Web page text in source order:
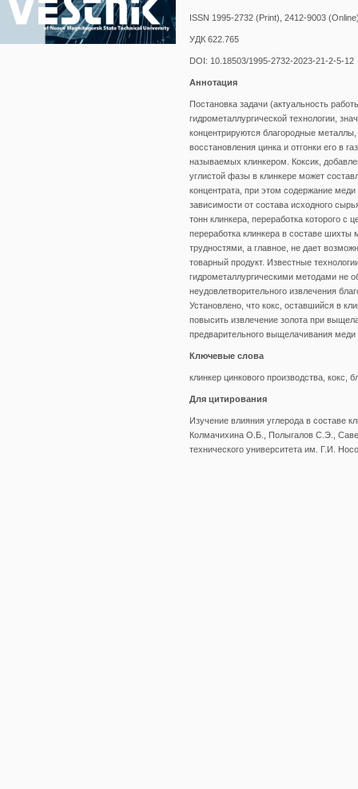
ISSN 1995-2732 (Print), 2412-9003
УДК 622.765
DOI: 10.18503/1995-2732-2023-21-2-5-12
Аннотация
Постановка задачи (актуальность
гидрометаллургической технологии,
концентрируются благородные
восстановления цинка и отгонки его в
называемых клинкером. Коксик,
углистой фазы в клинкере может
концентрата, при этом содержание меди
зависимости от состава исходного
тонн клинкера, переработка которого
переработка клинкера в составе
трудностями, а главное, не дает
товарный продукт. Известные
гидрометаллургическими методами не
неудовлетворительного извлечения
Установлено, что кокс, оставшийся в
повысить извлечение золота при
предварительного выщелачивания меди
Ключевые слова
клинкер цинкового производства,
Для цитирования
Изучение влияния углерода в составе
Колмачихина О.Б., Полыгалов С.Э.,
технического университета им. Г.И.